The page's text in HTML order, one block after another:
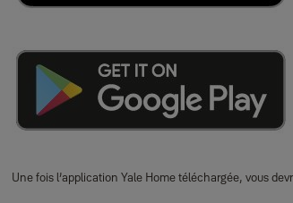
Une fois l’application Yale Home téléchargée, vous